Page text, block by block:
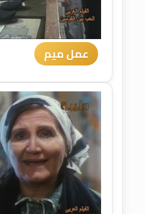
عمل ميم